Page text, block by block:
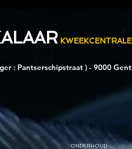
KWEEKCENTRALE
: Pantserschipstraat ) - 9000 Gent
ONDERHOUD